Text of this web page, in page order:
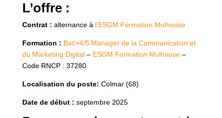
L’offre :
Contrat : alternance à l’ESGM Formation Mulhouse
Formation : Bac+4/5 Manager de la Communication et
du Marketing Digital– ESGM Formation Mulhouse –
Code RNCP : 37280
Localisation du poste: Colmar (68)
Date de début : septembre 2025